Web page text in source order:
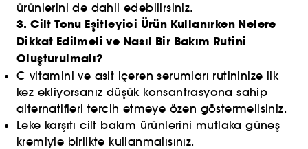
ürünlerini de dahil edebilirsiniz.
3. Cilt Tonu Eşitleyici Ürün Kullanırken Nelere
Dikkat Edilmeli ve Nasıl Bir Bakım Rutini
Oluşturulmalı?
C vitamini ve asit içeren serumları rutininize ilk
kez ekliyorsanız düşük konsantrasyona sahip
alternatifleri tercih etmeye özen göstermelisiniz.
Leke karşıtı cilt bakım ürünlerini mutlaka güneş
kremiyle birlikte kullanmalısınız.